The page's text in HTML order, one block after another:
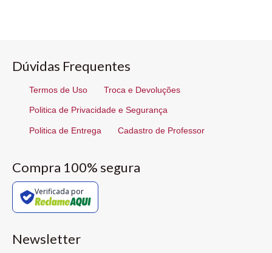
Dúvidas Frequentes
Termos de Uso Troca e Devoluções
Politica de Privacidade e Segurança
Politica de Entrega Cadastro de Professor
Compra 100% segura
Verificada por
Newsletter